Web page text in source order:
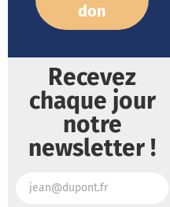
don
Recevez
chaque jour
notre
newsletter !